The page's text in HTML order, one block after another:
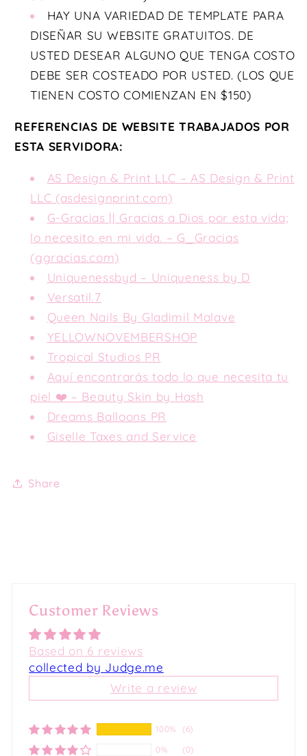
HAY UNA VARIEDAD DE TEMPLATE PARA
DISEÑAR SU WEBSITE GRATUITOS. DE
USTED DESEAR ALGUNO QUE TENGA COSTO
DEBE SER COSTEADO POR USTED. (LOS QUE
TIENEN COSTO COMIENZAN EN $150)
REFERENCIAS DE WEBSITE TRABAJADOS POR
ESTA SERVIDORA:
AS Design & Print LLC – AS Design & Print
LLC (asdesignprint.com)
G-Gracias || Gracias a Dios por esta vida;
lo necesito en mi vida. – G_Gracias
(ggracias.com)
Uniquenessbyd – Uniqueness by D
Versatil.7
Queen Nails By Gladimil Malave
YELLOWNOVEMBERSHOP
Tropical Studios PR
Aquí encontrarás todo lo que necesita tu
piel ❤️ – Beauty Skin by Hash
Dreams Balloons PR
Giselle Taxes and Service
Share
Customer Reviews
Based on 6 reviews
collected by Judge.me
Write a review
100%
(6)
0%
(0)